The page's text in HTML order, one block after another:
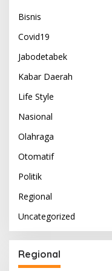
Bisnis
Covid19
Jabodetabek
Kabar Daerah
Life Style
Nasional
Olahraga
Otomatif
Politik
Regional
Uncategorized
Regional